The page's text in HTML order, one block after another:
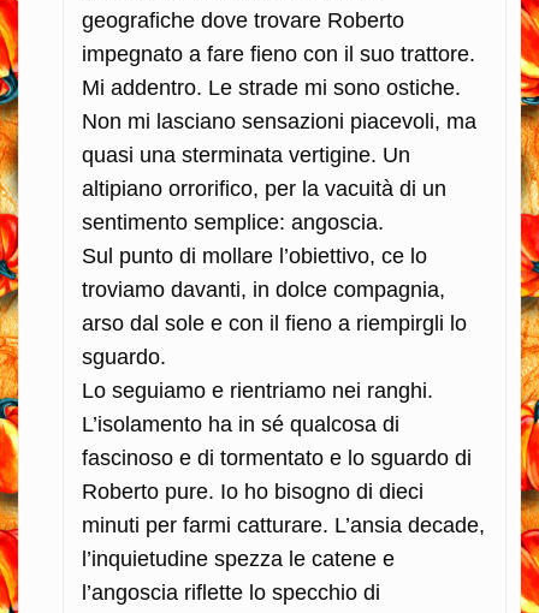
geografiche dove trovare Roberto
impegnato a fare fieno con il suo trattore.
Mi addentro. Le strade mi sono ostiche.
Non mi lasciano sensazioni piacevoli, ma
quasi una sterminata vertigine. Un
altipiano orrorifico, per la vacuità di un
sentimento semplice: angoscia.
Sul punto di mollare l’obiettivo, ce lo
troviamo davanti, in dolce compagnia,
arso dal sole e con il fieno a riempirgli lo
sguardo.
Lo seguiamo e rientriamo nei ranghi.
L’isolamento ha in sé qualcosa di
fascinoso e di tormentato e lo sguardo di
Roberto pure. Io ho bisogno di dieci
minuti per farmi catturare. L’ansia decade,
l’inquietudine spezza le catene e
l’angoscia riflette lo specchio di